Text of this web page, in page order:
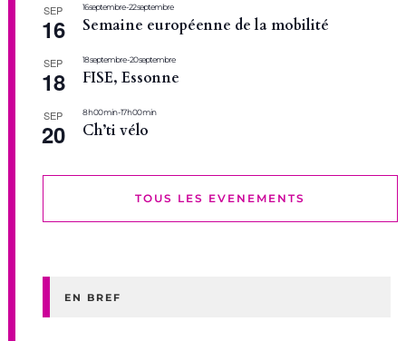
SEP
16
16 septembre-22 septembre
Semaine européenne de la mobilité
SEP
18
18 septembre-20 septembre
FISE, Essonne
SEP
20
8 h 00 min-17 h 00 min
Ch’ti vélo
TOUS LES EVENEMENTS
EN BREF